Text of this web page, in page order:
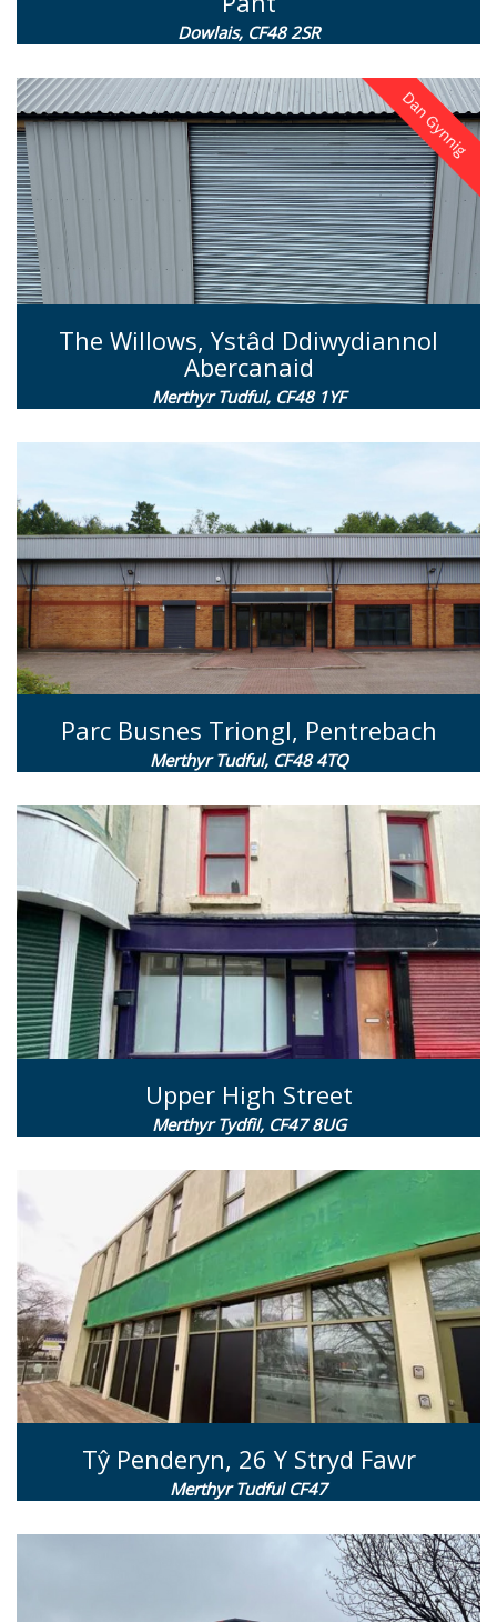
Dowlais, CF48 2SR
The Willows, Ystâd Ddiwydiannol
Abercanaid
Merthyr Tudful, CF48 1YF
Parc Busnes Triongl, Pentrebach
Merthyr Tudful, CF48 4TQ
Upper High Street
Merthyr Tydfil, CF47 8UG
Tŷ Penderyn, 26 Y Stryd Fawr
Merthyr Tudful CF47